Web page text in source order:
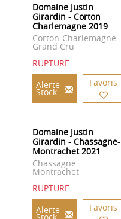
Domaine Justin
Girardin - Corton
Charlemagne 2019
Corton-Charlemagne
Grand Cru
RUPTURE
Alerte
Stock
Favoris
Domaine Justin
Girardin - Chassagne-
Montrachet 2021
Chassagne
Montrachet
RUPTURE
Alerte
Stock
Favoris